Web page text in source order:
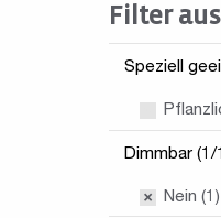
Filter
Speziell
Dimmbar (1/
Nein (1)